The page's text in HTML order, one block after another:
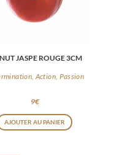
JASPE ROUGE 3CM
Action, Passion
9€
AJOUTER AU PANIER